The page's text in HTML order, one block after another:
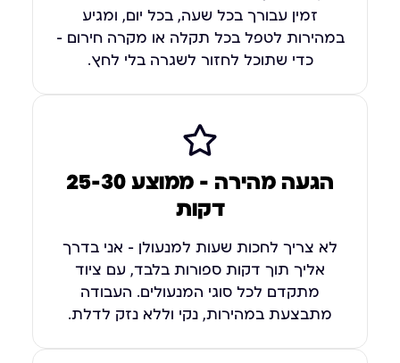
זמין עבורך בכל שעה, בכל יום, ומגיע
במהירות לטפל בכל תקלה או מקרה חירום –
כדי שתוכל לחזור לשגרה בלי לחץ.
הגעה מהירה — ממוצע 25-30
דקות
לא צריך לחכות שעות למנעולן – אני בדרך
אליך תוך דקות ספורות בלבד, עם ציוד
מתקדם לכל סוגי המנעולים. העבודה
מתבצעת במהירות, נקי וללא נזק לדלת.